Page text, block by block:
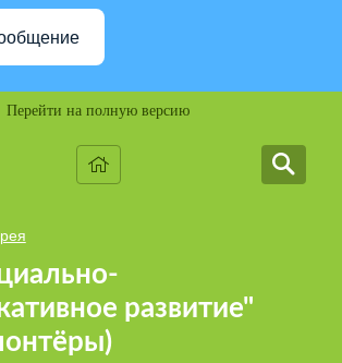
Перейти на полную версию
развитие"